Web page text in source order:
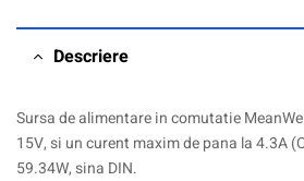
Descriere
Sursa de alimentare in comutatie
15V, si un curent maxim de pana la 4.3A
59.34W, sina DIN.